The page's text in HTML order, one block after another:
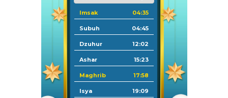
Imsak 04:35
Subuh 04:45
Dzuhur 12:02
Ashar 15:23
Maghrib 17:58
Isya 19:09